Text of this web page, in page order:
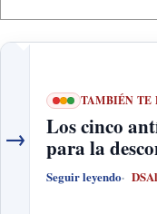
→
TAMBIÉN TE
Los cinco
para la
Seguir leyendo